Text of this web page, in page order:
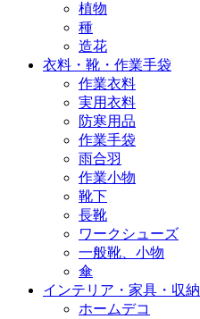
植物
種
造花
衣料・靴・作業手袋
作業衣料
実用衣料
防寒用品
作業手袋
雨合羽
作業小物
靴下
長靴
ワークシューズ
一般靴、小物
傘
インテリア・家具・収納
ホームデコ